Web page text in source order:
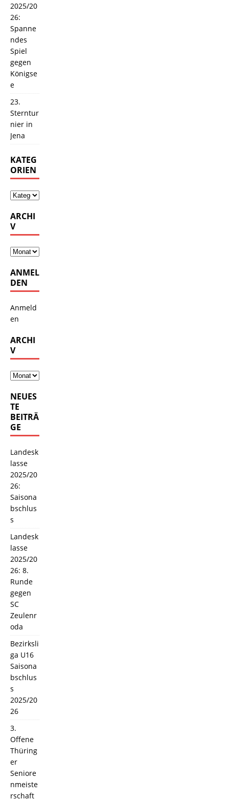
2025/20
26:
Spanne
ndes
Spiel
gegen
Königse
e
23.
Sterntur
nier in
Jena
KATEG
ORIEN
ARCHI
V
ANMEL
DEN
Anmeld
en
ARCHI
V
NEUES
TE
BEITRÄ
GE
Landesk
lasse
2025/20
26:
Saisona
bschlus
s
Landesk
lasse
2025/20
26: 8.
Runde
gegen
SC
Zeulenr
oda
Bezirksli
ga U16
Saisona
bschlus
s
2025/20
26
3.
Offene
Thüring
er
Seniore
nmeiste
rschaft